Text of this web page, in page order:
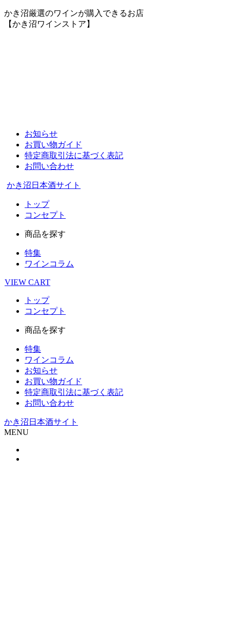
かき沼厳選のワインが購入できるお店
【かき沼ワインストア】
お知らせ
お買い物ガイド
特定商取引法に基づく表記
お問い合わせ
かき沼日本酒サイト
トップ
コンセプト
商品を探す
特集
ワインコラム
VIEW CART
トップ
コンセプト
商品を探す
特集
ワインコラム
お知らせ
お買い物ガイド
特定商取引法に基づく表記
お問い合わせ
かき沼日本酒サイト
MENU